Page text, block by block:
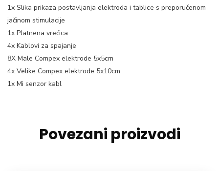
1x Slika prikaza postavljanja elektroda i tablice s preporučenom
jačinom stimulacije
1x Platnena vrećica
4x Kablovi za spajanje
8X Male Compex elektrode 5x5cm
4x Velike Compex elektrode 5x10cm
1x Mi senzor kabl
Povezani proizvodi